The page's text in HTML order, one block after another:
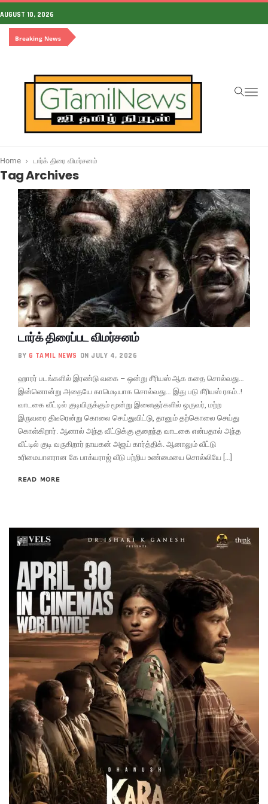
AUGUST 10, 2026
Breaking News
Home டார்க் திரை விமர்சனம்
Tag Archives
டார்க் திரைப்பட விமர்சனம்
BY G TAMIL NEWS ON JULY 4, 2026
ஹாரர் படங்களில் இரண்டு வகை – ஒன்று சீரியஸ் ஆக கதை சொல்வது…
இன்னொன்று அதையே காமெடியாக சொல்வது… இது படு சீரியஸ் ரகம்..!
வாடகை வீட்டில் குடியிருக்கும் மூன்று இளைஞர்களில் ஒருவர், மற்ற
இருவரை திடீரென்று கொலை செய்துவிட்டு, தானும் தற்கொலை செய்து
கொள்கிறார். ஆனால் அந்த வீட்டுக்கு குறைந்த வாடகை என்பதால் அந்த
வீட்டில் குடி வருகிறார் நாயகன் அஜய் கார்த்திக். ஆனாலும் வீட்டு
உரிமையாளரான கே பாக்யராஜ் வீடு பற்றிய உண்மையை சொல்லியே […]
READ MORE